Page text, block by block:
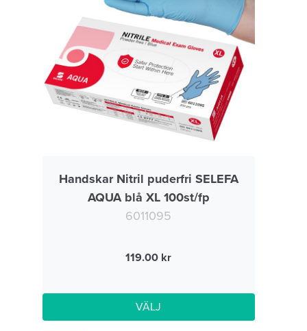
Handskar Nitril puderfri SELEFA
AQUA blå XL 100st/fp
6011095
119.00
VÄLJ